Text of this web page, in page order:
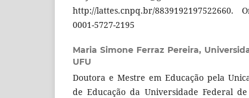
http://lattes.cnpq.br/
0001-5727-2195
Maria Simone Ferraz Pereira,
UFU
Doutora e Mestre em Educação pela
de Educação da Universidade Federal